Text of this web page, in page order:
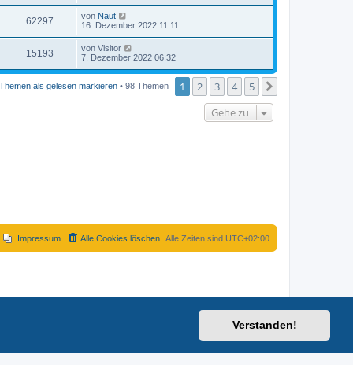
Verstanden!
62297 von Naut
16. Dezember 2022 11:11
15193 von Visitor
7. Dezember 2022 06:32
Themen als gelesen markieren • 98 Themen 1 2 3 4 5
Gehe zu
Alle Zeiten sind UTC+02:00
Alle Cookies löschen
Impressum